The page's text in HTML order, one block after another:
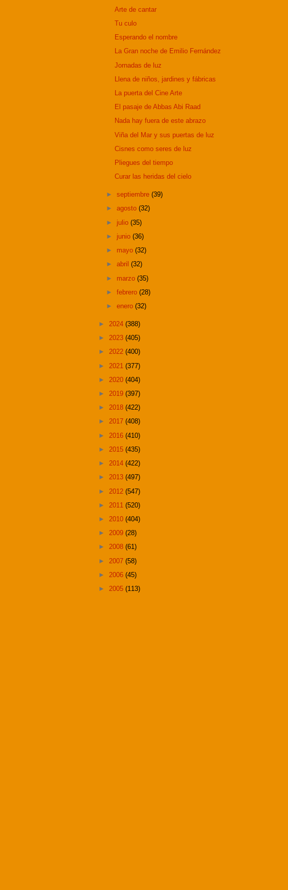
Arte de cantar
Tu culo
Esperando el nombre
La Gran noche de Emilio Fernández
Jornadas de luz
Llena de niños, jardines y fábricas
La puerta del Cine Arte
El pasaje de Abbas Abi Raad
Nada hay fuera de este abrazo
Viña del Mar y sus puertas de luz
Cisnes como seres de luz
Pliegues del tiempo
Curar las heridas del cielo
►septiembre(39)
►agosto(32)
► julio(35)
► junio(36)
► mayo(32)
►abril(32)
► marzo(35)
►febrero(28)
►enero(32)
► 2024 (388)
► 2023 (405)
► 2022 (400)
► 2021 (377)
► 2020 (404)
► 2019 (397)
► 2018 (422)
► 2017 (408)
► 2016 (410)
► 2015 (435)
► 2014 (422)
► 2013 (497)
► 2012 (547)
► 2011 (520)
► 2010 (404)
► 2009 (28)
► 2008 (61)
► 2007 (58)
► 2006 (45)
► 2005 (113)